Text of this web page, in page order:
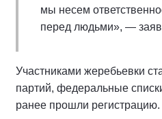
мы несем
перед людьми», —
Участниками жеребьевки
партий, федеральные
ранее прошли регистрацию.